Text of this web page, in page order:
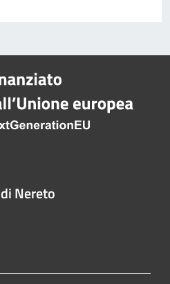
Nereto